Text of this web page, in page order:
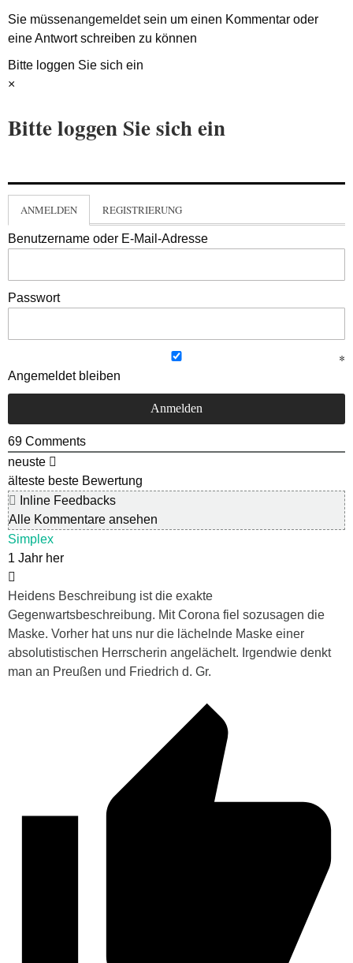
Sie müssenangemeldetsein um einen Kommentar oder
eine Antwort schreiben zu können
Bitte loggen Sie sich ein
×
Bitte loggen Sie sich ein
ANMELDEN REGISTRIERUNG
Benutzername oder E-Mail-Adresse
Passwort
Angemeldet bleiben
69 Comments
neuste
älteste beste Bewertung
Inline Feedbacks
Alle Kommentare ansehen
Simplex
1 Jahr her
Heidens Beschreibung ist die exakte
Gegenwartsbeschreibung. Mit Corona fiel sozusagen die
Maske. Vorher hat uns nur die lächelnde Maske einer
absolutistischen Herrscherin angelächelt. Irgendwie denkt
man an Preußen und Friedrich d. Gr.